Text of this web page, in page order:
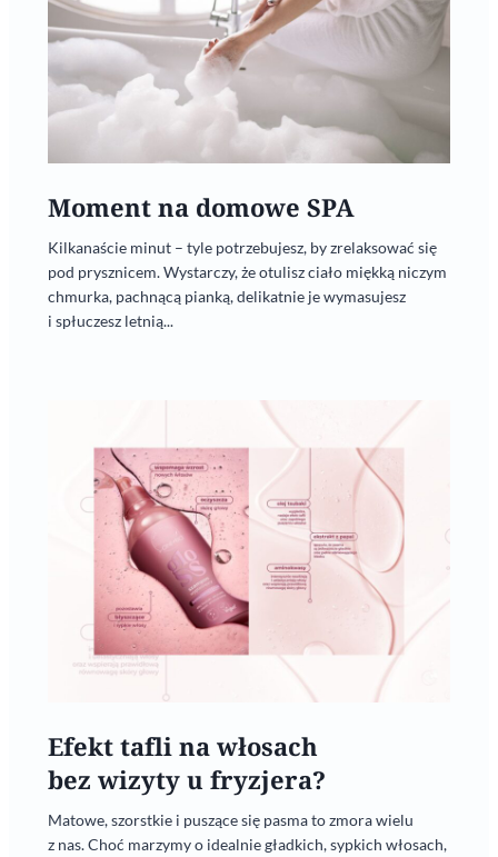
Moment na domowe SPA
Kilkanaście minut – tyle potrzebujesz, by zrelaksować się
pod prysznicem. Wystarczy, że otulisz ciało miękką niczym
chmurka, pachnącą pianką, delikatnie je wymasujesz
i spłuczesz letnią...
Efekt tafli na włosach
bez wizyty u fryzjera?
Matowe, szorstkie i puszące się pasma to zmora wielu
z nas. Choć marzymy o idealnie gładkich, sypkich włosach,